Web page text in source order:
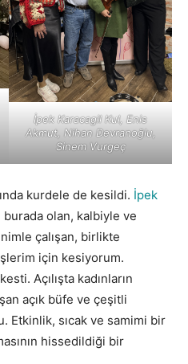
İpek Karacagil Kul, Enis
Akmut, Nihan Devranoğlu,
Sinem Vurgeç
kurdele de kesildi. İpek
burada olan, kalbiyle ve
çalışan, birlikte
için kesiyorum.
Açılışta kadınların
açık büfe ve çeşitli
Etkinlik, sıcak ve samimi bir
hissedildiği bir